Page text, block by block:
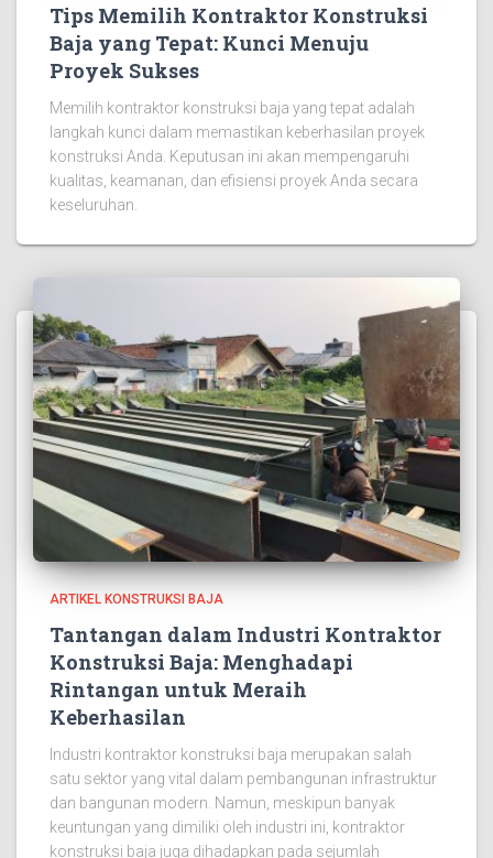
Tips Memilih Kontraktor Konstruksi
Baja yang Tepat: Kunci Menuju
Proyek Sukses
Memilih kontraktor konstruksi baja yang tepat adalah
langkah kunci dalam memastikan keberhasilan proyek
konstruksi Anda. Keputusan ini akan mempengaruhi
kualitas, keamanan, dan efisiensi proyek Anda secara
keseluruhan.
ARTIKEL KONSTRUKSI BAJA
Tantangan dalam Industri Kontraktor
Konstruksi Baja: Menghadapi
Rintangan untuk Meraih
Keberhasilan
Industri kontraktor konstruksi baja merupakan salah
satu sektor yang vital dalam pembangunan infrastruktur
dan bangunan modern. Namun, meskipun banyak
keuntungan yang dimiliki oleh industri ini, kontraktor
konstruksi baja juga dihadapkan pada sejumlah